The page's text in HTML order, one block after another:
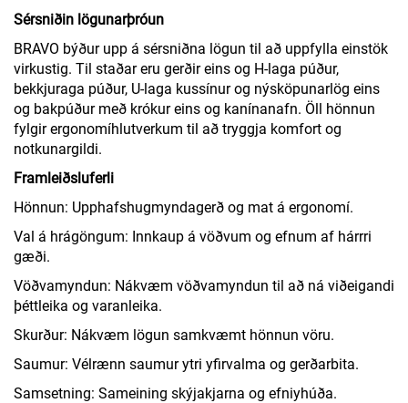
Sérsniðin lögunarþróun
BRAVO býður upp á sérsniðna lögun til að uppfylla einstök
virkustig. Til staðar eru gerðir eins og H-laga púður,
bekkjuraga púður, U-laga kussínur og nýsköpunarlög eins
og bakpúður með krókur eins og kanínanafn. Öll hönnun
fylgir ergonomíhlutverkum til að tryggja komfort og
notkunargildi.
Framleiðsluferli
Hönnun: Upphafshugmyndagerð og mat á ergonomí.
Val á hrágöngum: Innkaup á vöðvum og efnum af hárrri
gæði.
Vöðvamyndun: Nákvæm vöðvamyndun til að ná viðeigandi
þéttleika og varanleika.
Skurður: Nákvæm lögun samkvæmt hönnun vöru.
Saumur: Vélrænn saumur ytri yfirvalma og gerðarbita.
Samsetning: Sameining skýjakjarna og efniyhúða.